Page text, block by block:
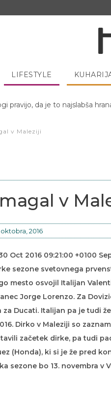
LIFESTYLE
pravijo, da je to najslabša
v Maleziji
v
2016
Oct 2016 09:21:00 +0100
sezone svetovnega
mesto osvojil Italijan
Jorge Lorenzo. Za
Ducati. Italijan pa je tudi
Dirko v Maleziji so
začetek dirke, pa tudi
(Honda), ki si je že pred
sezone bo 13. novembra v